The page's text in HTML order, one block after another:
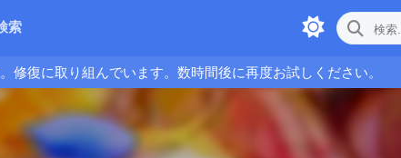
索
修復に取り組んでいます。数時間後に再度お試しください。